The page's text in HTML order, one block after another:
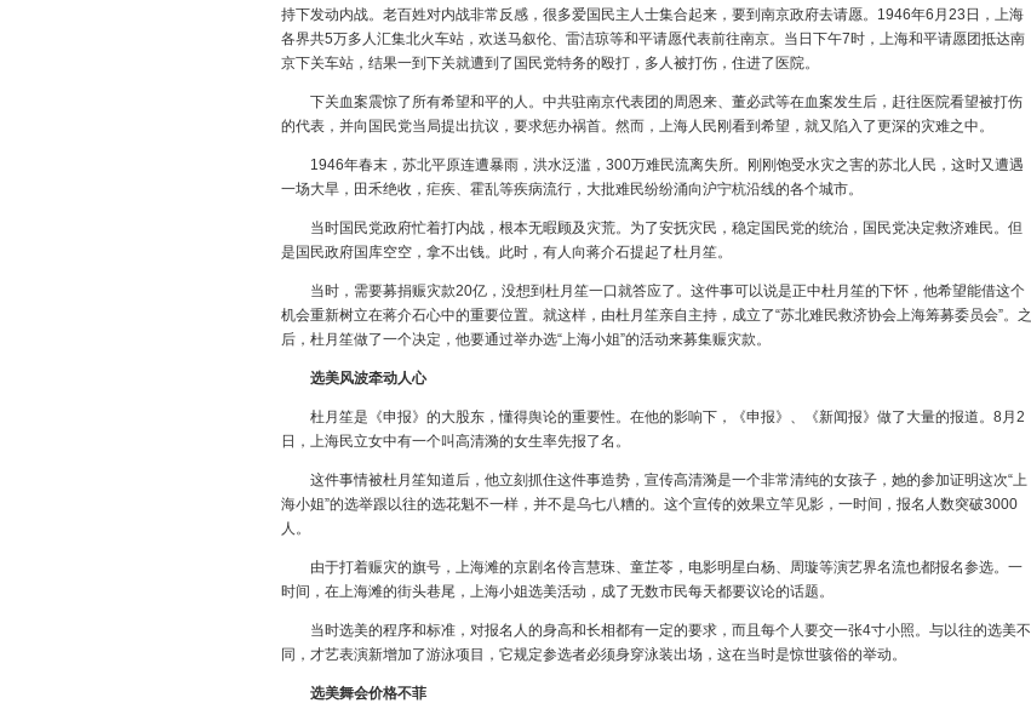
持下发动内战。老百姓对内战非常反感，很多爱国民主人士集合起来，要到南京政府去请愿。1946年6月23日，上海
各界共5万多人汇集北火车站，欢送马叙伦、雷洁琼等和平请愿代表前往南京。当日下午7时，上海和平请愿团抵达南
京下关车站，结果一到下关就遭到了国民党特务的殴打，多人被打伤，住进了医院。
下关血案震惊了所有希望和平的人。中共驻南京代表团的周恩来、董必武等在血案发生后，赶往医院看望被打伤
的代表，并向国民党当局提出抗议，要求惩办祸首。然而，上海人民刚看到希望，就又陷入了更深的灾难之中。
1946年春末，苏北平原连遭暴雨，洪水泛滥，300万难民流离失所。刚刚饱受水灾之害的苏北人民，这时又遭遇
一场大旱，田禾绝收，疟疾、霍乱等疾病流行，大批难民纷纷涌向沪宁杭沿线的各个城市。
当时国民党政府忙着打内战，根本无暇顾及灾荒。为了安抚灾民，稳定国民党的统治，国民党决定救济难民。但
是国民政府国库空空，拿不出钱。此时，有人向蒋介石提起了杜月笙。
当时，需要募捐赈灾款20亿，没想到杜月笙一口就答应了。这件事可以说是正中杜月笙的下怀，他希望能借这个
机会重新树立在蒋介石心中的重要位置。就这样，由杜月笙亲自主持，成立了“苏北难民救济协会上海筹募委员会”。之
后，杜月笙做了一个决定，他要通过举办选“上海小姐”的活动来募集赈灾款。
选美风波牵动人心
杜月笙是《申报》的大股东，懂得舆论的重要性。在他的影响下，《申报》、《新闻报》做了大量的报道。8月2
日，上海民立女中有一个叫高清漪的女生率先报了名。
这件事情被杜月笙知道后，他立刻抓住这件事造势，宣传高清漪是一个非常清纯的女孩子，她的参加证明这次“上
海小姐”的选举跟以往的选花魁不一样，并不是乌七八糟的。这个宣传的效果立竿见影，一时间，报名人数突破3000
人。
由于打着赈灾的旗号，上海滩的京剧名伶言慧珠、童芷苓，电影明星白杨、周璇等演艺界名流也都报名参选。一
时间，在上海滩的街头巷尾，上海小姐选美活动，成了无数市民每天都要议论的话题。
当时选美的程序和标准，对报名人的身高和长相都有一定的要求，而且每个人要交一张4寸小照。与以往的选美不
同，才艺表演新增加了游泳项目，它规定参选者必须身穿泳装出场，这在当时是惊世骇俗的举动。
选美舞会价格不菲